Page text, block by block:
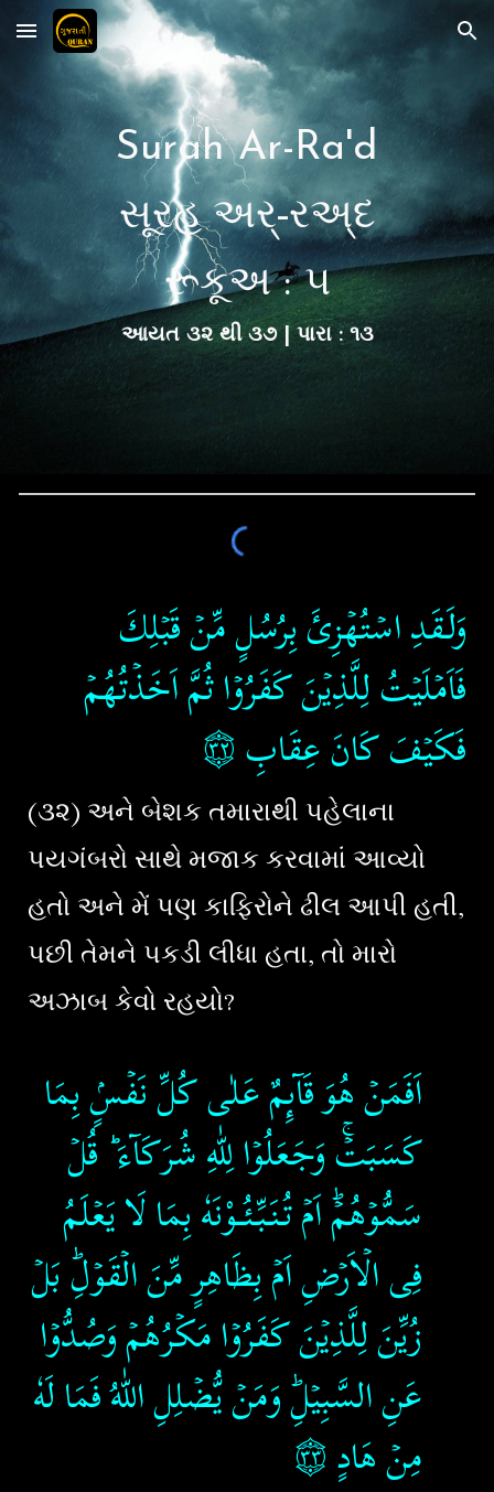
Skip to main content Skip to navigation
Surah Ar-Ra'd
સૂરહ અર્-રઅ્દ
રૂકૂઅ :૫
આયત ૩૨થી ૩૭| પારા : ૧૩
وَلَـقَدِ اسۡتُهۡزِئَ بِرُسُلٍ مِّنۡ قَبۡلِكَ
فَاَمۡلَيۡتُ لِلَّذِيۡنَ كَفَرُوۡا ثُمَّ اَخَذۡتُهُمۡ​
فَكَيۡفَ كَانَ عِقَابِ‏۝٣٢
(૩૨) અને બેશક તમારાથી પહેલાના
પયગંબરો સાથે મજાક કરવામાં આવ્યો
હતો અને મેં પણ કાફિરોને ઢીલ આપી હતી,
પછી તેમને પકડી લીધા હતા, તો મારો
અઝાબ કેવો રહયો?
اَفَمَنۡ هُوَ قَآٮِٕمٌ عَلٰى كُلِّ نَفۡسٍۢ بِمَا
كَسَبَتۡ​ۚ وَجَعَلُوۡا لِلّٰهِ شُرَكَآءَ ؕ قُلۡ
سَمُّوۡهُمۡ​ؕ اَمۡ تُنَـبِّـئُــوْنَهٗ بِمَا لَا يَعۡلَمُ
فِى الۡاَرۡضِ اَمۡ بِظَاهِرٍ مِّنَ الۡقَوۡلِؕ بَلۡ
زُيِّنَ لِلَّذِيۡنَ كَفَرُوۡا مَكۡرُهُمۡ وَصُدُّوۡا
عَنِ السَّبِيۡلِ​ؕ وَمَنۡ يُّضۡلِلِ اللّٰهُ فَمَا لَهٗ
مِنۡ هَادٍ‏۝٣٣